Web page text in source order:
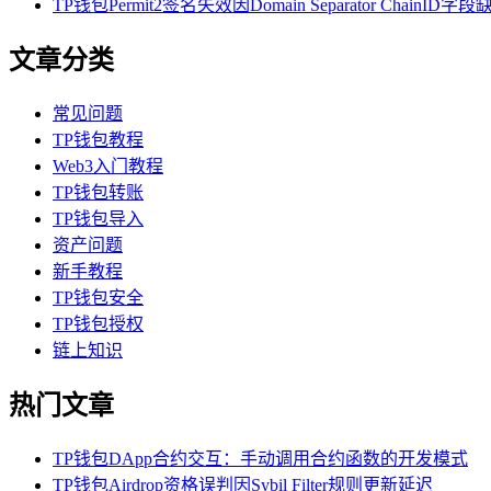
TP钱包Permit2签名失效因Domain Separator ChainID字段
文章分类
常见问题
TP钱包教程
Web3入门教程
TP钱包转账
TP钱包导入
资产问题
新手教程
TP钱包安全
TP钱包授权
链上知识
热门文章
TP钱包DApp合约交互：手动调用合约函数的开发模式
TP钱包Airdrop资格误判因Sybil Filter规则更新延迟